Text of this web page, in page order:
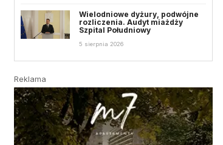
Wielodniowe dyżury, podwójne
rozliczenia. Audyt miażdży
Szpital Południowy
5 sierpnia 2026
Reklama